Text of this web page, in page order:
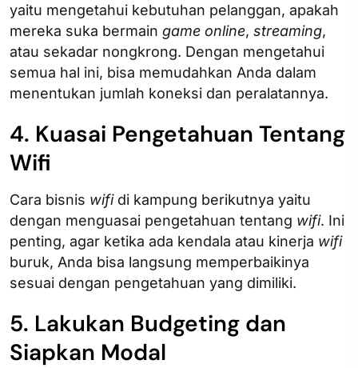
yaitu mengetahui kebutuhan pelanggan, apakah
mereka suka bermain game online, streaming,
atau sekadar nongkrong. Dengan mengetahui
semua hal ini, bisa memudahkan Anda dalam
menentukan jumlah koneksi dan peralatannya.
4. Kuasai Pengetahuan Tentang
Wifi
Cara bisnis wifidi kampung berikutnya yaitu
dengan menguasai pengetahuan tentang wifi. Ini
penting, agar ketika ada kendala atau kinerja wifi
buruk, Anda bisa langsung memperbaikinya
sesuai dengan pengetahuan yang dimiliki.
5. Lakukan Budgeting dan
Siapkan Modal